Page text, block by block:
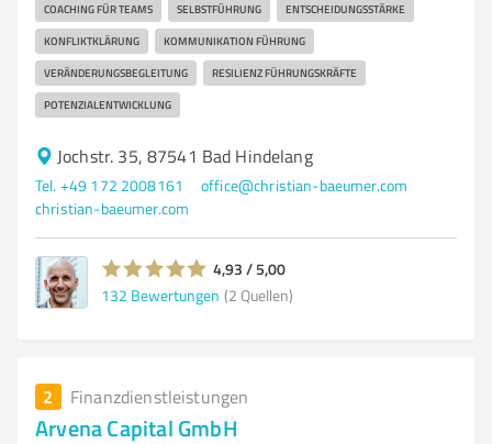
COACHING FÜR TEAMS SELBSTFÜHRUNG ENTSCHEIDUNGSSTÄRKE
KONFLIKTKLÄRUNG KOMMUNIKATION FÜHRUNG
VERÄNDERUNGSBEGLEITUNG RESILIENZ FÜHRUNGSKRÄFTE
POTENZIALENTWICKLUNG
Jochstr. 35, 87541 Bad Hindelang
Tel. +49 172 2008161
office@christian-baeumer.com
christian-baeumer.com
4,93 / 5,00
132 Bewertungen (2 Quellen)
2 Finanzdienstleistungen
Arvena Capital GmbH